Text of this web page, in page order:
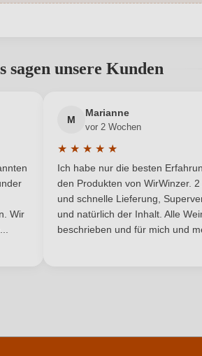
Passt zu
Rebsorte
DAC Restzucker in g/L
4,3 g/L Traubenfarbe
sagen unsere Kunden
von 5 Sternen
Wir
M
Marianne
vor 2 Wochen
★ ★ ★ ★ ★
Durchschnittliche
Ich habe nur die besten
den Produkten von WirWinzer.
und schnelle Lieferung,
und natürlich der Inhalt. Alle
beschrieben und für mich und